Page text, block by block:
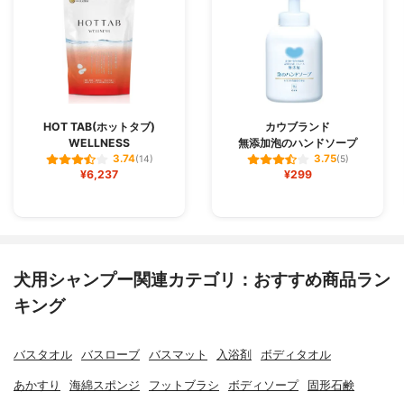
HOT TAB(ホットタブ)
WELLNESS
3.74(14)
¥6,237
カウブランド
無添加泡のハンドソープ
3.75(5)
¥299
犬用シャンプー関連カテゴリ：おすすめ商品ラン
キング
バスタオル バスローブ バスマット 入浴剤 ボディタオル
あかすり 海綿スポンジ フットブラシ ボディソープ 固形石鹸